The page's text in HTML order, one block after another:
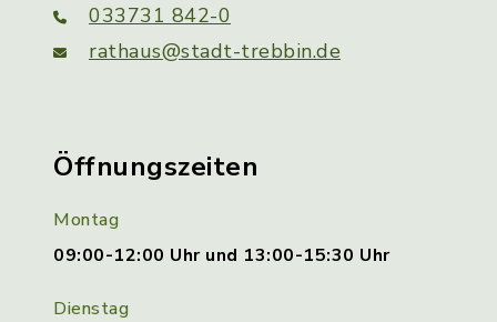
033731 842-0
rathaus@stadt-trebbin.de
Öffnungszeiten
Montag
09:00-12:00 Uhr und 13:00-15:30 Uhr
Dienstag